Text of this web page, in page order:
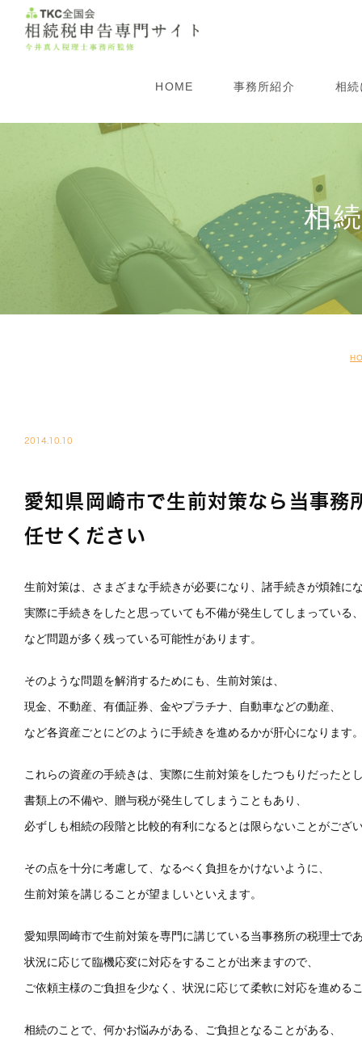
HOME 事務所紹介
事務所概要
アクセス
相
相
相
相
2014.10.10
愛知県岡崎市で生前対策なら当事務
任せください
生前対策は、さまざまな手続きが必要になり、諸手続きが煩雑に
実際に手続きをしたと思っていても不備が発生してしまっている
など問題が多く残っている可能性があります。
そのような問題を解消するためにも、生前対策は、
現金、不動産、有価証券、金やプラチナ、自動車などの動産、
など各資産ごとにどのように手続きを進めるかが肝心になります
これらの資産の手続きは、実際に生前対策をしたつもりだったと
書類上の不備や、贈与税が発生してしまうこともあり、
必ずしも相続の段階と比較的有利になるとは限らないことがござ
その点を十分に考慮して、なるべく負担をかけないように、
生前対策を講じることが望ましいといえます。
愛知県岡崎市で生前対策を専門に講じている当事務所の税理士で
状況に応じて臨機応変に対応をすることが出来ますので、
ご依頼主様のご負担を少なく、状況に応じて柔軟に対応を進める
相続のことで、何かお悩みがある、ご負担となることがある、